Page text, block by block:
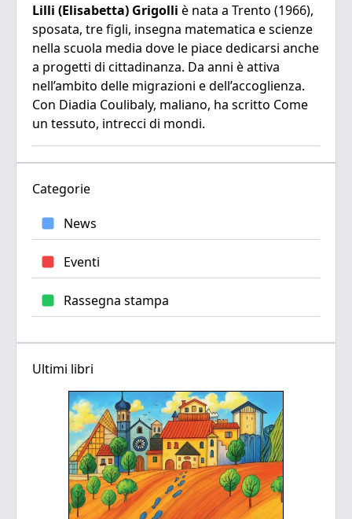
Lilli (Elisabetta) Grigolli è nata a Trento (1966),
sposata, tre figli, insegna matematica e scienze
nella scuola media dove le piace dedicarsi anche
a progetti di cittadinanza. Da anni è attiva
nell’ambito delle migrazioni e dell’accoglienza.
Con Diadia Coulibaly, maliano, ha scritto Come
un tessuto, intrecci di mondi.
Categorie
News
Eventi
Rassegna stampa
Ultimi libri